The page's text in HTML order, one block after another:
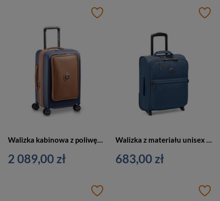
Walizka kabinowa z poliwęglanu unisex Delsey Chatelet Air 2.0 na 4 kółkach niebieska
2 089,00 zł
Walizka z materiału unisex Delsey Maubert 2.0 kabinowa mała 45 cm niebieska
683,00 zł